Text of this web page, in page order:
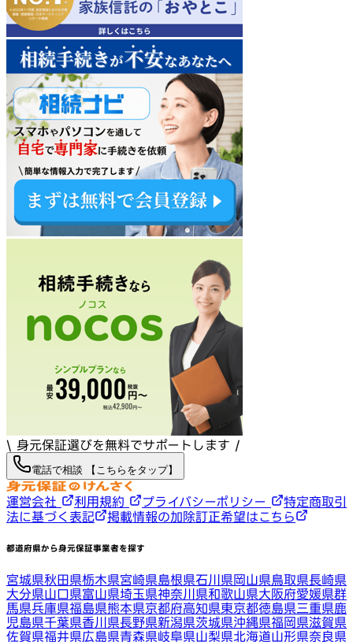
\ 身元保証選びを無料でサポートします /
電話で相談 【こちらをタップ】
運営会社 利用規約 プライバシーポリシー
特定商取引
法に基づく表記
掲載情報の加除訂正希望はこちら
都道府県から身元保証事業者を探す
宮城県秋田県栃木県宮崎県島根県石川県岡山県鳥取県長崎県
大分県山口県富山県埼玉県神奈川県和歌山県大阪府愛媛県群
馬県兵庫県福島県熊本県京都府高知県東京都徳島県三重県鹿
児島県千葉県香川県長野県新潟県茨城県沖縄県福岡県滋賀県
佐賀県福井県広島県青森県岐阜県山梨県北海道山形県奈良県